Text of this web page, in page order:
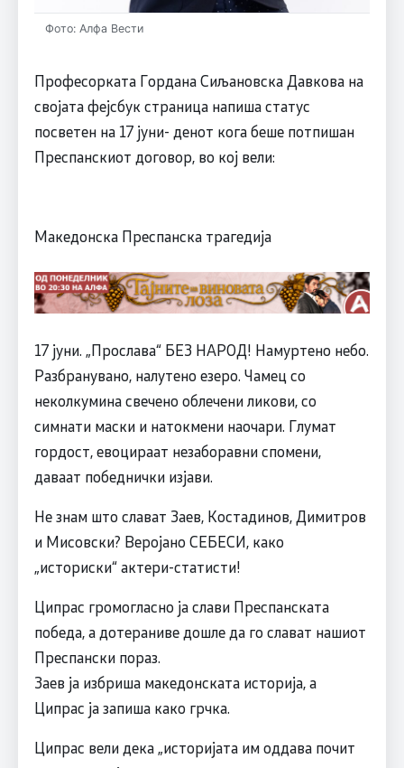
Фото: Алфа Вести
Професорката Гордана Сиљановска Давкова на
својата фејсбук страница напиша статус
посветен на 17 јуни- денот кога беше потпишан
Преспанскиот договор, во кој вели:
Македонска Преспанска трагедија
17 јуни. „Прослава“ БЕЗ НАРОД! Намуртено небо.
Разбранувано, налутено езеро. Чамец со
неколкумина свечено облечени ликови, со
симнати маски и натокмени наочари. Глумат
гордост, евоцираат незаборавни спомени,
даваат победнички изјави.
Не знам што слават Заев, Костадинов, Димитров
и Мисовски? Веројано СЕБЕСИ, како
„историски“ актери-статисти!
Ципрас громогласно ја слави Преспанската
победа, а дотераниве дошле да го слават нашиот
Преспански пораз.
Заев ја избриша македонската историја, а
Ципрас ја запиша како грчка.
Ципрас вели дека „историјата им оддава почит